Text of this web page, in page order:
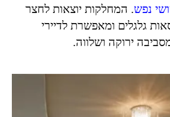
נפש. המחלקות יוצאות לחצר
גלגלים ומאפשרת לדיירי
ירוקה ושלווה.